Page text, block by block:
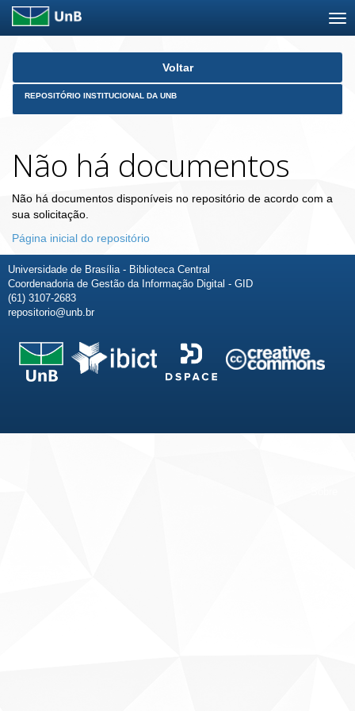
Skip
Voltar
REPOSITÓRIO INSTITUCIONAL DA UNB
Não há documentos
Não há documentos disponíveis no repositório de acordo com a
sua solicitação.
Página inicial do repositório
Universidade de Brasília - Biblioteca Central
Coordenadoria de Gestão da Informação Digital - GID
(61) 3107-2683
repositorio@unb.br